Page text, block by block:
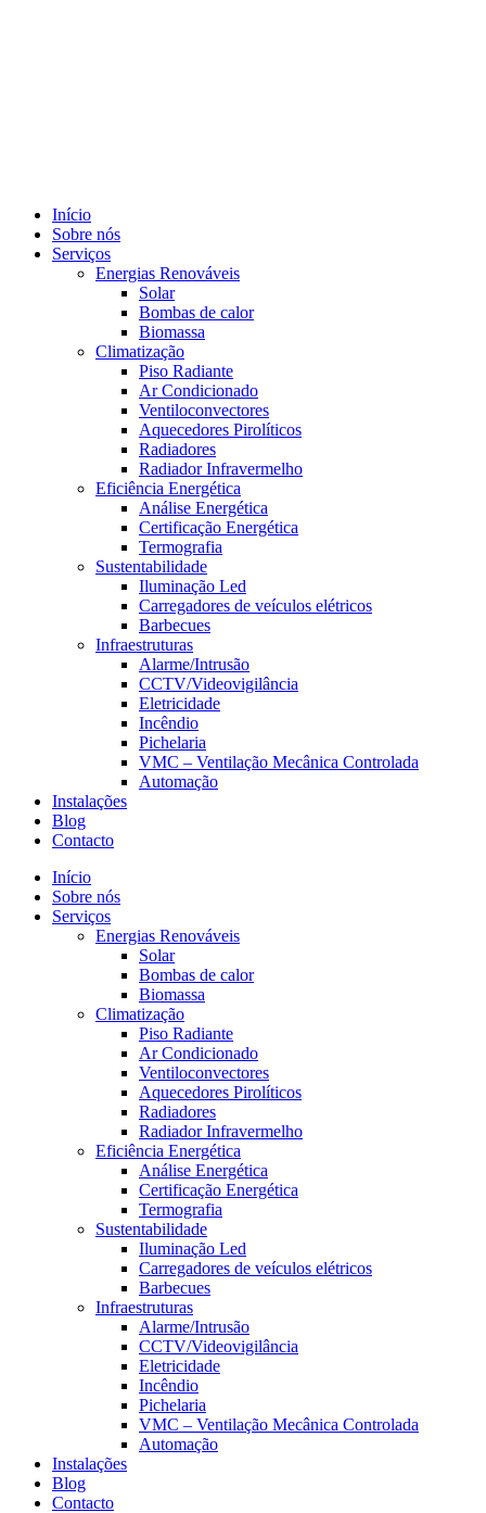
Início
Sobre nós
Serviços
Energias Renováveis
Solar
Bombas de calor
Biomassa
Climatização
Piso Radiante
Ar Condicionado
Ventiloconvectores
Aquecedores Pirolíticos
Radiadores
Radiador Infravermelho
Eficiência Energética
Análise Energética
Certificação Energética
Termografia
Sustentabilidade
Iluminação Led
Carregadores de veículos elétricos
Barbecues
Infraestruturas
Alarme/Intrusão
CCTV/Videovigilância
Eletricidade
Incêndio
Pichelaria
VMC – Ventilação Mecânica Controlada
Automação
Instalações
Blog
Contacto
Início
Sobre nós
Serviços
Energias Renováveis
Solar
Bombas de calor
Biomassa
Climatização
Piso Radiante
Ar Condicionado
Ventiloconvectores
Aquecedores Pirolíticos
Radiadores
Radiador Infravermelho
Eficiência Energética
Análise Energética
Certificação Energética
Termografia
Sustentabilidade
Iluminação Led
Carregadores de veículos elétricos
Barbecues
Infraestruturas
Alarme/Intrusão
CCTV/Videovigilância
Eletricidade
Incêndio
Pichelaria
VMC – Ventilação Mecânica Controlada
Automação
Instalações
Blog
Contacto